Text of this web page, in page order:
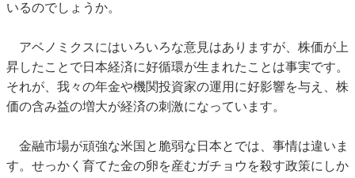
いるのでしょうか。
アベノミクスにはいろいろな意見はありますが、株価が上
昇したことで日本経済に好循環が生まれたことは事実です。
それが、我々の年金や機関投資家の運用に好影響を与え、株
価の含み益の増大が経済の刺激になっています。
金融市場が頑強な米国と脆弱な日本とでは、事情は違いま
す。せっかく育てた金の卵を産むガチョウを殺す政策にしか